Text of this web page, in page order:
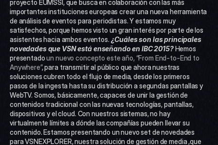
proyecto EUMSSI, que busca en colaboración con las más
importantes instituciones europeas crear una nueva herramienta
de análisis de eventos para periodistas. Y estamos muy
satisfechos, porque hemos visto un gran interés por parte de los
asistentes hacia ambos eventos. ¿Cuáles son las principales
novedades que VSN está enseñando en IBC 2015? Hemos
presentado un nuevo concepto este año, “From End-to-End to
Anywhere”, para transmitir al público que ahora nuestras
soluciones cubren todo el flujo de media, desde los primeros
pasos de la ingesta hasta su distribución a segundas pantallas y
WebTV. Somos, básicamente, capaces de unir la gestión de
contenidos tradicional con las nuevas tecnologías, pantallas,
dispositivos y el cloud. Con nuestros sistemas, no hay
virtualmente límites a dónde las compañías pueden llevar su
contenido. Estamos presentando un nuevo set de novedades
para VSNEXPLORER, nuestra solución de gestión de media ,que